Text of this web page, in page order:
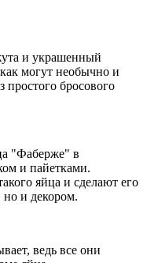
и украшенный
могут необычно и
простого бросового
"Фаберже" в
и пайетками.
яйца и сделают его
но и декором.
ведь все они